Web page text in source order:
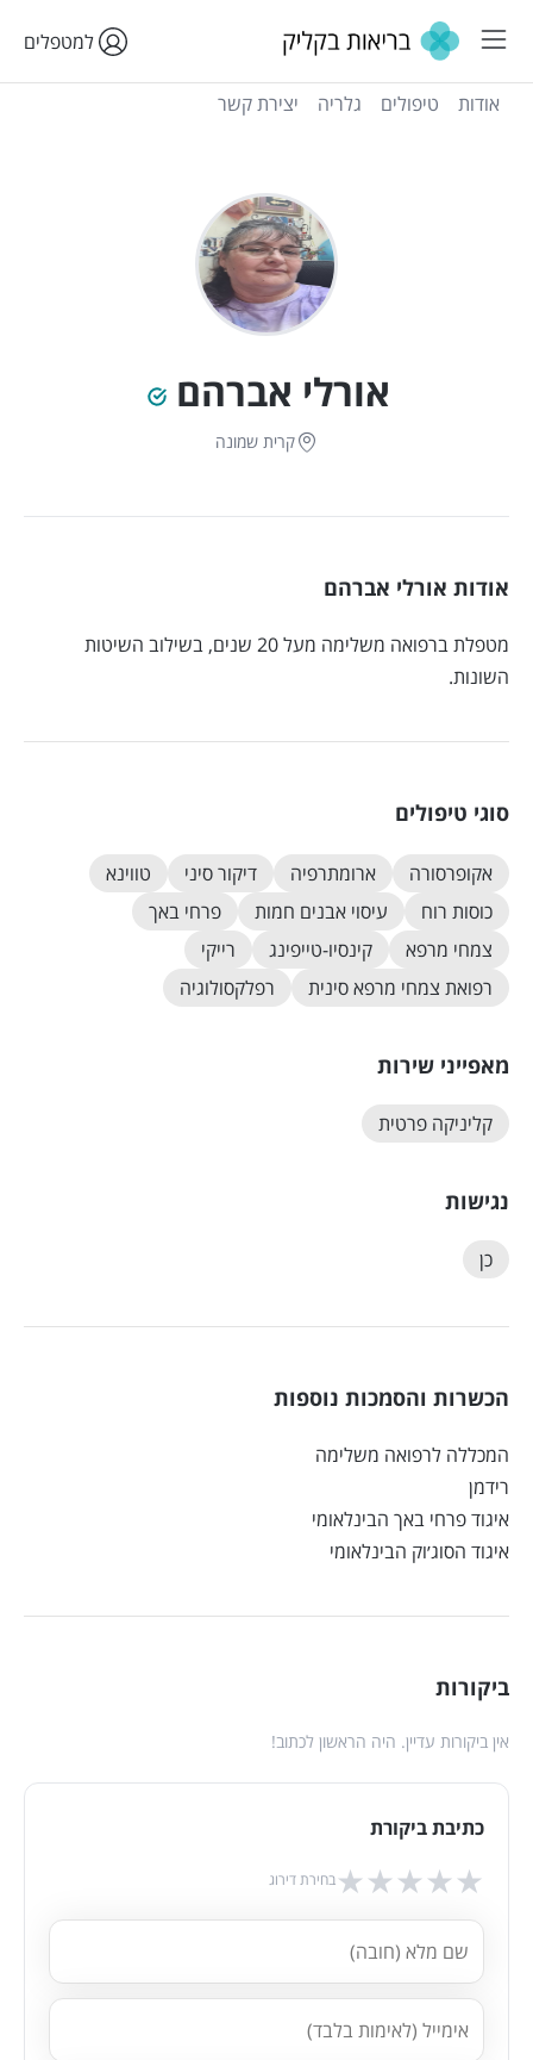
למטפלים
אורלי אברהם
קרית שמונה
אודות טיפולים גלריה יצירת קשר
אודות אורלי אברהם
מטפלת ברפואה משלימה מעל 20 שנים, בשילוב השיטות
השונות.
סוגי טיפולים
אקופרסורה ארומתרפיה דיקור סיני
טווינא
כוסות רוח
עיסוי אבנים חמות
פרחי באך
צמחי מרפא
קינסיו-טייפינג
רייקי
רפואת צמחי מרפא סינית
רפלקסולוגיה
מאפייני שירות
קליניקה פרטית
נגישות
כן
הכשרות והסמכות נוספות
המכללה לרפואה משלימה
רידמן
איגוד פרחי באך הבינלאומי
איגוד הסוג׳וק הבינלאומי
ביקורות
אין ביקורות עדיין. היה הראשון לכתוב!
כתיבת ביקורת
★★★★★ בחירת דירוג